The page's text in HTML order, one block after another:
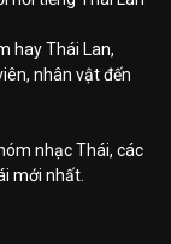
hay Thái Lan,
nhân vật đến
nhạc Thái, các
mới nhất.